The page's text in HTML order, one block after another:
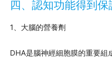
四、認知功能得到保
1、大腦的營養劑
DHA是腦神經細胞膜的重要組